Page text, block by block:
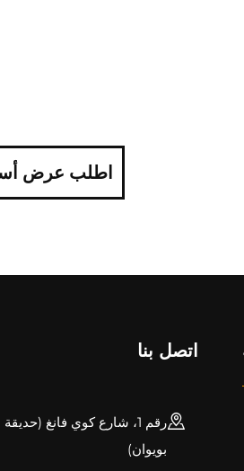
اطلب عرض
اتصل بنا
رقم 1، شارع كوي فانغ
بويوان)